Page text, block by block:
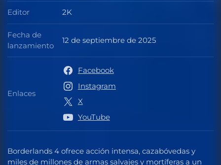
Borderlands 4 ofrece acción intensa, cazabóvedas y
miles de millones de armas salvajes y mortíferas a un
Editor Editor
2K
Fecha de
lanzamiento
Fecha de lanzamiento
12 de septiembre de 2025
Enlaces Enlaces
Facebook
Instagram
X
YouTube